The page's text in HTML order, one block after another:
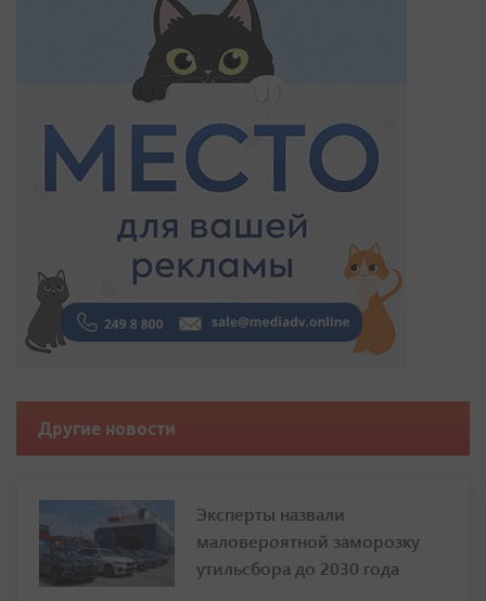
Другие новости
Эксперты назвали
маловероятной заморозку
утильсбора до 2030 года